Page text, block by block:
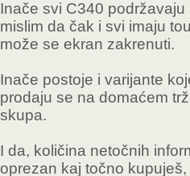
uzeti jer sam se htio
nabavljanja olovke -
sa olovkom - tu
sam cak bio u Lenovo
razocaralo me da
problem.
stranicama
Inače svi C340
mislim da čak i svi imaju
može se ekran zakrenuti.
Inače postoje i varijante
prodaju se na domaćem
skupa.
I da, količina netočnih
oprezan kaj točno